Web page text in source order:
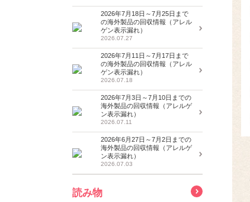
2026年7月18日～7月25日まで
の海外製品の回収情報（アレル
ゲン表示漏れ）
2026.07.27
2026年7月11日～7月17日まで
の海外製品の回収情報（アレル
ゲン表示漏れ）
2026.07.18
2026年7月3日～7月10日までの
海外製品の回収情報（アレルゲ
ン表示漏れ）
2026.07.11
2026年6月27日～7月2日までの
海外製品の回収情報（アレルゲ
ン表示漏れ）
2026.07.03
読み物